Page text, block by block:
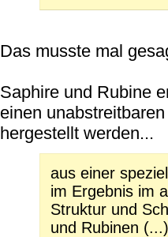
Das musste mal
Saphire und Rubine
einen
hergestellt werden...
aus einer
im Ergebnis im
Struktur und
und Rubinen